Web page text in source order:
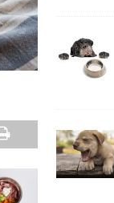
im Alter –
Neueste
ihre Welpen
DIES UND DAS